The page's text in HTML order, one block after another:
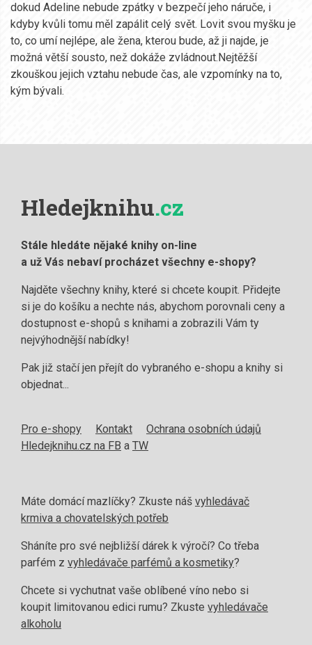
dokud Adeline nebude zpátky v bezpečí jeho náruče, i
kdyby kvůli tomu měl zapálit celý svět. Lovit svou myšku je
to, co umí nejlépe, ale žena, kterou bude, až ji najde, je
možná větší sousto, než dokáže zvládnout.Nejtěžší
zkouškou jejich vztahu nebude čas, ale vzpomínky na to,
kým bývali.
Hledejknihu.cz
Stále hledáte nějaké knihy on-line
a už Vás nebaví procházet všechny e-shopy?
Najděte všechny knihy, které si chcete koupit. Přidejte
si je do košíku a nechte nás, abychom porovnali ceny a
dostupnost e-shopů s knihami a zobrazili Vám ty
nejvýhodnější nabídky!
Pak již stačí jen přejít do vybraného e-shopu a knihy si
objednat...
Pro e-shopy Kontakt
Ochrana osobních údajů
Hledejknihu.cz na FB a TW
Máte domácí mazlíčky? Zkuste náš vyhledávač
krmiva a chovatelských potřeb
Sháníte pro své nejbližší dárek k výročí? Co třeba
parfém z vyhledávače parfémů a kosmetiky?
Chcete si vychutnat vaše oblíbené víno nebo si
koupit limitovanou edici rumu? Zkuste vyhledávače
alkoholu